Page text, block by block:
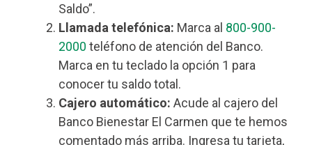
Saldo”.
Llamada telefónica: Marca al 800-900-
2000 teléfono de atención del Banco.
Marca en tu teclado la opción 1 para
conocer tu saldo total.
Cajero automático: Acude al cajero del
Banco Bienestar El Carmen que te hemos
comentado más arriba. Ingresa tu tarjeta,